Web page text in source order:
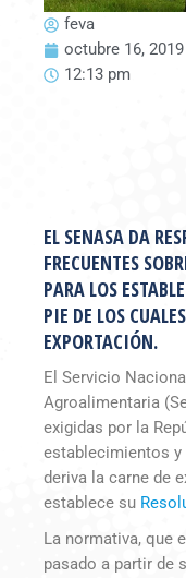
feva
octubre 16, 2019
12:13 pm
EL SENASA DA
FRECUENTES
PARA LOS
PIE DE LOS
EXPORTACIÓN.
El Servicio
Agroalimentaria
exigidas por la
establecimientos y
deriva la carne de
establece su
La normativa, que
pasado a partir de